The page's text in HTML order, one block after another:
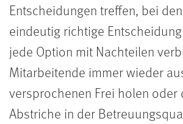
Entscheidungen treffen, bei
eindeutig richtige
jede Option mit Nachteilen
Mitarbeitende immer wieder
versprochenen Frei holen oder
Abstriche in der